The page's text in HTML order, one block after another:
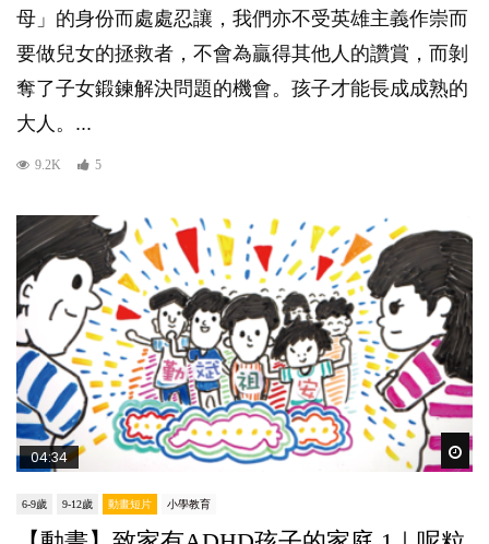
母」的身份而處處忍讓，我們亦不受英雄主義作崇而
要做兒女的拯救者，不會為贏得其他人的讚賞，而剝
奪了子女鍛鍊解決問題的機會。孩子才能長成成熟的
大人。...
9.2K 5
04:34
6-9歲 9-12歲 動畫短片 小學教育